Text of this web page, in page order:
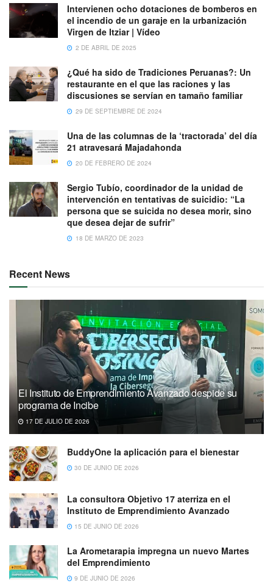
Intervienen ocho dotaciones de bomberos en
el incendio de un garaje en la urbanización
Virgen de Itziar | Vídeo
2 DE ABRIL DE 2025
¿Qué ha sido de Tradiciones Peruanas?: Un
restaurante en el que las raciones y las
discusiones se servían en tamaño familiar
29 DE SEPTIEMBRE DE 2024
Una de las columnas de la ‘tractorada’ del día
21 atravesará Majadahonda
20 DE FEBRERO DE 2024
Sergio Tubío, coordinador de la unidad de
intervención en tentativas de suicidio: “La
persona que se suicida no desea morir, sino
que desea dejar de sufrir”
18 DE MARZO DE 2023
Recent News
El Instituto de Emprendimiento Avanzado despide su
programa de Incibe
17 DE JULIO DE 2026
BuddyOne la aplicación para el bienestar
30 DE JUNIO DE 2026
La consultora Objetivo 17 aterriza en el
Instituto de Emprendimiento Avanzado
15 DE JUNIO DE 2026
La Arometarapia impregna un nuevo Martes
del Emprendimiento
9 DE JUNIO DE 2026